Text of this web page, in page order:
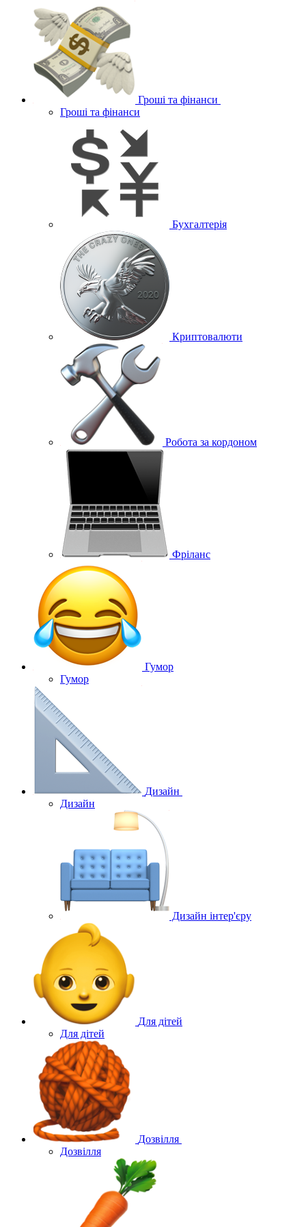
Гроші та фінанси
Гроші та фінанси
Бухгалтерія
Криптовалюти
Робота за кордоном
Фріланс
Гумор
Гумор
Дизайн
Дизайн
Дизайн інтер'єру
Для дітей
Для дітей
Дозвілля
Дозвілля